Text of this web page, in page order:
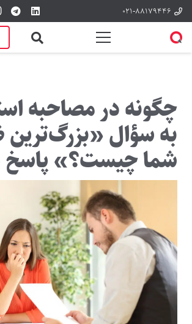
۰۲۱-۸۸۱۷۹۴۴۶
چگونه در مصاحبه
به سؤال
شما چیست؟» پاسخ